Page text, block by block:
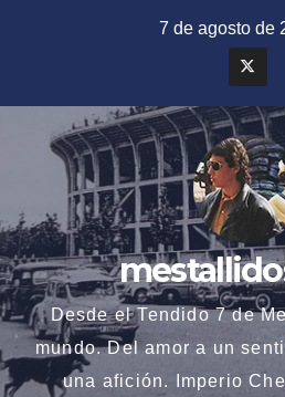
7 de agosto de
Desde el Tendido 7 de
mundo. Del amor a un
una afición. Imperio